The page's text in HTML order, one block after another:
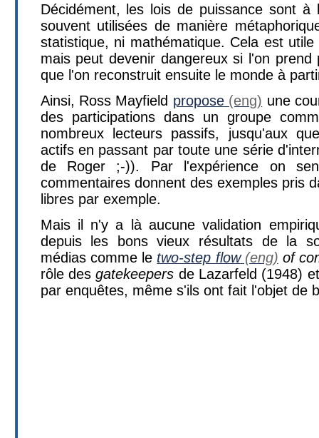
Décidément, les lois de puissance sont
souvent utilisées de manière
statistique, ni mathématique. Cela est
mais peut devenir dangereux si l'on
que l'on reconstruit ensuite le monde à
Ainsi, Ross Mayfield propose
une
des participations dans un groupe
nombreux lecteurs passifs, jusqu'aux
actifs en passant par toute une série
de Roger ;-)). Par l'expérience on
commentaires donnent des exemples pris
libres par exemple.
Mais il n'y a là aucune validation
depuis les bons vieux résultats de la
médias comme le two-step flow
of
rôle desgatekeepers de Lazarfeld (1948)
par enquêtes, même s'ils ont fait l'objet de